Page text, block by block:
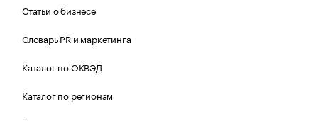
Статьи о бизнесе
Словарь PR и маркетинга
Каталог по ОКВЭД
Каталог по регионам